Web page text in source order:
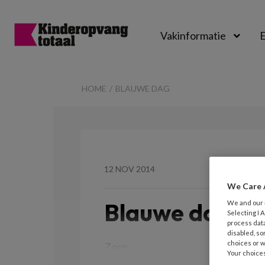
Vakinformatie
HOME BLAUWE DAG
12 NOV 2014
Blauwe dag
We Care
We and our
Selecting I
process
disabled,
choices or
Your